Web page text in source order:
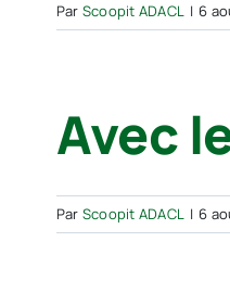
Par Scoopit ADACL | 6
Avec
Par Scoopit ADACL | 6